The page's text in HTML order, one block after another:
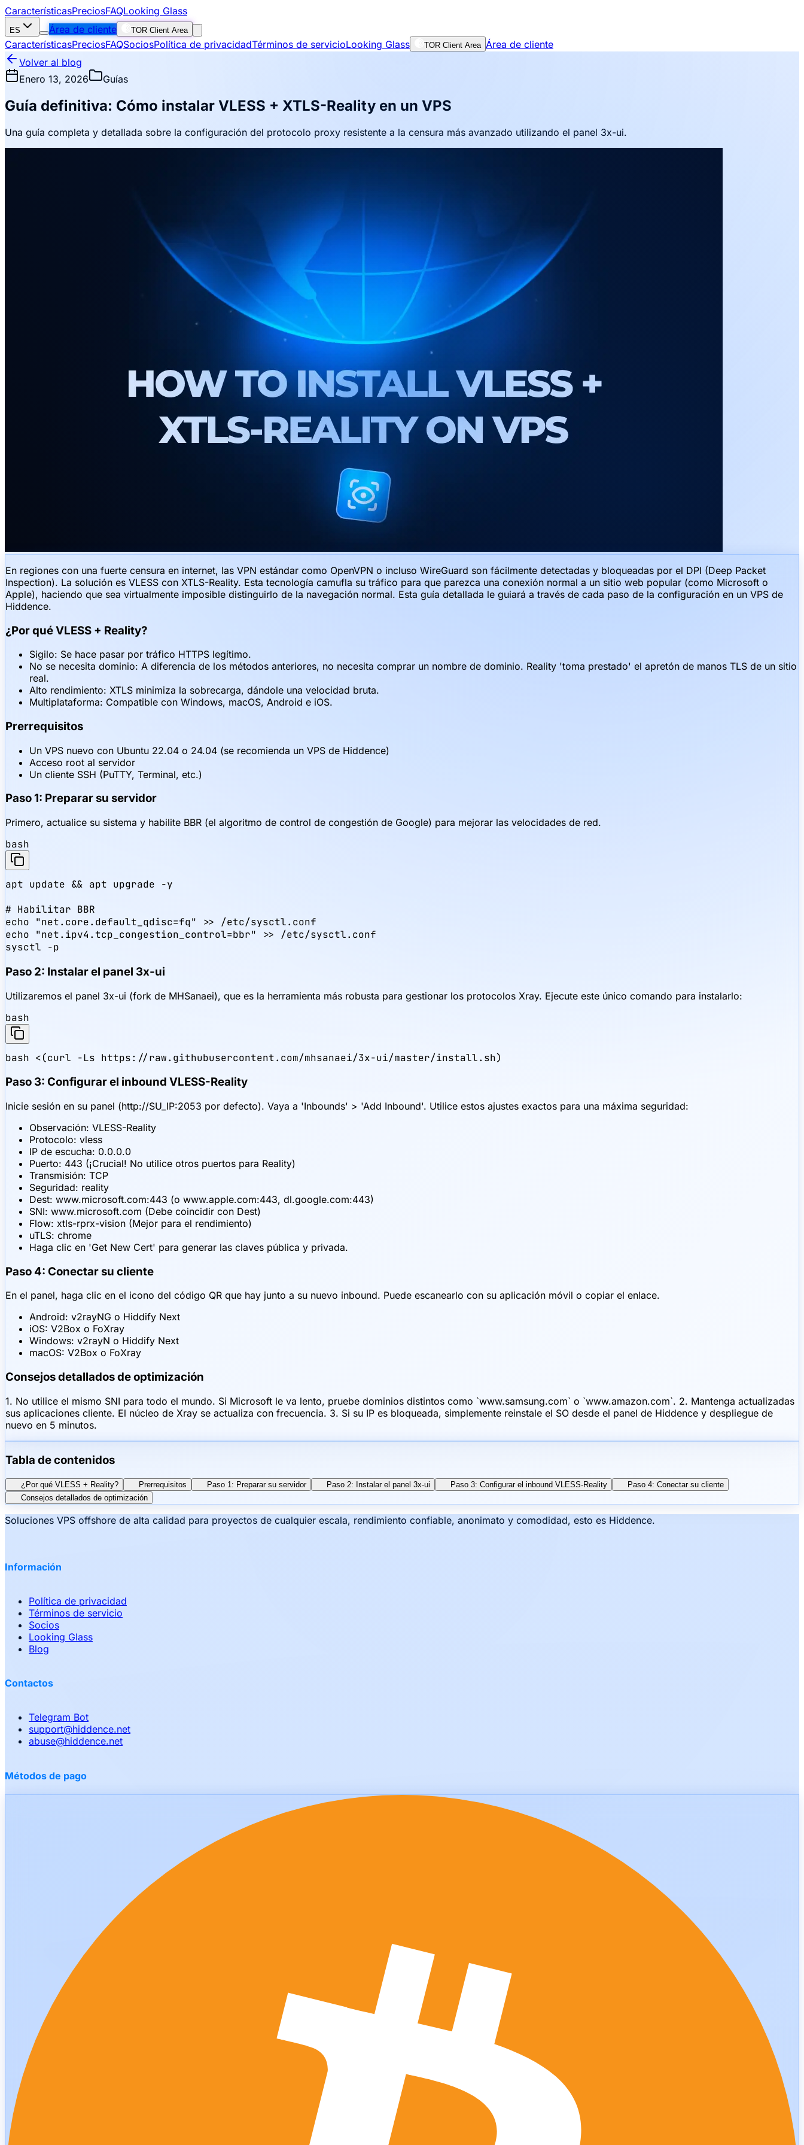
CaracterísticasPreciosFAQLooking Glass
ES Área de cliente TOR Client Area
CaracterísticasPreciosFAQSociosPolítica de privacidadTérminos de servicioLooking Glass TOR Client Area Área de cliente
Volver al blog
Enero 13, 2026
Guías
Guía definitiva: Cómo instalar VLESS + XTLS-Reality en un VPS
Una guía completa y detallada sobre la configuración del protocolo proxy resistente a la censura más avanzado utilizando el panel 3x-ui.
En regiones con una fuerte censura en internet, las VPN estándar como OpenVPN o incluso WireGuard son fácilmente detectadas y bloqueadas por el DPI (Deep Packet
Inspection). La solución es VLESS con XTLS-Reality. Esta tecnología camufla su tráfico para que parezca una conexión normal a un sitio web popular (como Microsoft o
Apple), haciendo que sea virtualmente imposible distinguirlo de la navegación normal. Esta guía detallada le guiará a través de cada paso de la configuración en un VPS de
Hiddence.
¿Por qué VLESS + Reality?
Sigilo: Se hace pasar por tráfico HTTPS legítimo.
No se necesita dominio: A diferencia de los métodos anteriores, no necesita comprar un nombre de dominio. Reality 'toma prestado' el apretón de manos TLS de un sitio
real.
Alto rendimiento: XTLS minimiza la sobrecarga, dándole una velocidad bruta.
Multiplataforma: Compatible con Windows, macOS, Android e iOS.
Prerrequisitos
Un VPS nuevo con Ubuntu 22.04 o 24.04 (se recomienda un VPS de Hiddence)
Acceso root al servidor
Un cliente SSH (PuTTY, Terminal, etc.)
Paso 1: Preparar su servidor
Primero, actualice su sistema y habilite BBR (el algoritmo de control de congestión de Google) para mejorar las velocidades de red.
bash
apt update && apt upgrade -y
# Habilitar BBR
echo "net.core.default_qdisc=fq" >> /etc/sysctl.conf
echo "net.ipv4.tcp_congestion_control=bbr" >> /etc/sysctl.conf
sysctl -p
Paso 2: Instalar el panel 3x-ui
Utilizaremos el panel 3x-ui (fork de MHSanaei), que es la herramienta más robusta para gestionar los protocolos Xray. Ejecute este único comando para instalarlo:
bash
bash <(curl -Ls https://raw.githubusercontent.com/mhsanaei/3x-ui/master/install.sh)
Paso 3: Configurar el inbound VLESS-Reality
Inicie sesión en su panel (http://SU_IP:2053 por defecto). Vaya a 'Inbounds' > 'Add Inbound'. Utilice estos ajustes exactos para una máxima seguridad:
Observación: VLESS-Reality
Protocolo: vless
IP de escucha: 0.0.0.0
Puerto: 443 (¡Crucial! No utilice otros puertos para Reality)
Transmisión: TCP
Seguridad: reality
Dest: www.microsoft.com:443 (o www.apple.com:443, dl.google.com:443)
SNI: www.microsoft.com (Debe coincidir con Dest)
Flow: xtls-rprx-vision (Mejor para el rendimiento)
uTLS: chrome
Haga clic en 'Get New Cert' para generar las claves pública y privada.
Paso 4: Conectar su cliente
En el panel, haga clic en el icono del código QR que hay junto a su nuevo inbound. Puede escanearlo con su aplicación móvil o copiar el enlace.
Android: v2rayNG o Hiddify Next
iOS: V2Box o FoXray
Windows: v2rayN o Hiddify Next
macOS: V2Box o FoXray
Consejos detallados de optimización
1. No utilice el mismo SNI para todo el mundo. Si Microsoft le va lento, pruebe dominios distintos como `www.samsung.com` o `www.amazon.com`. 2. Mantenga actualizadas
sus aplicaciones cliente. El núcleo de Xray se actualiza con frecuencia. 3. Si su IP es bloqueada, simplemente reinstale el SO desde el panel de Hiddence y despliegue de
nuevo en 5 minutos.
Tabla de contenidos
¿Por qué VLESS + Reality? Prerrequisitos Paso 1: Preparar su servidor Paso 2: Instalar el panel 3x-ui Paso 3: Configurar el inbound VLESS-Reality
Paso 4: Conectar su cliente
Consejos detallados de optimización
Soluciones VPS offshore de alta calidad para proyectos de cualquier escala, rendimiento confiable, anonimato y comodidad, esto es Hiddence.
Información
Política de privacidad
Términos de servicio
Socios
Looking Glass
Blog
Contactos
Telegram Bot
support@hiddence.net
abuse@hiddence.net
Métodos de pago